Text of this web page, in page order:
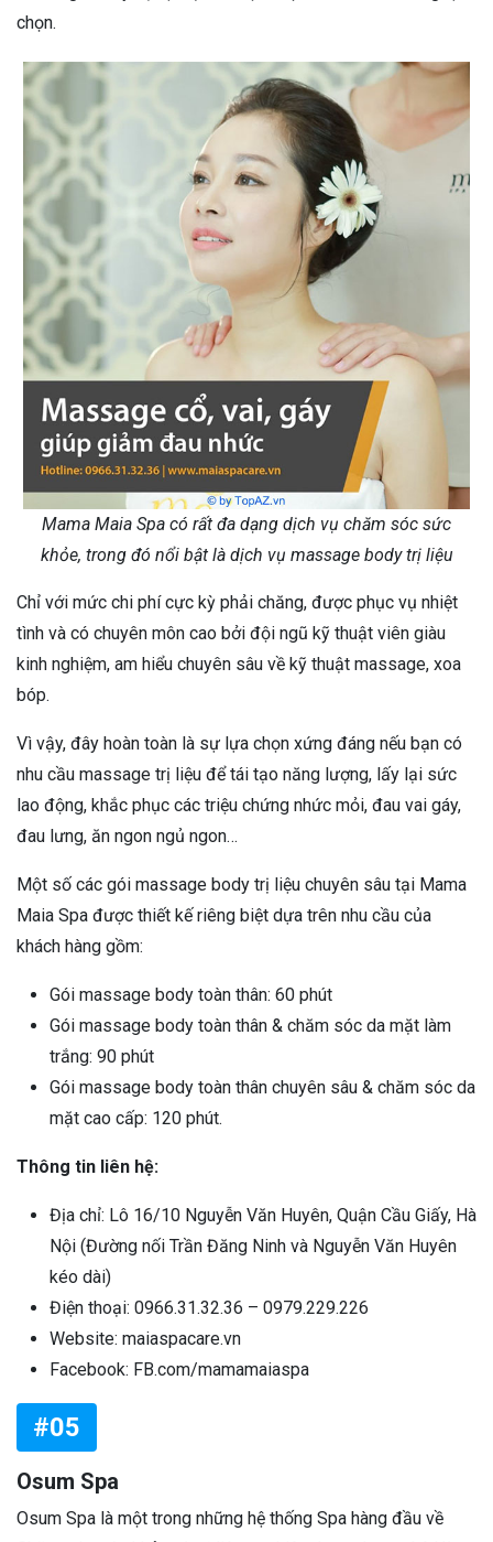
chọn.
Mama Maia Spa có rất đa dạng dịch vụ chăm sóc sức
khỏe, trong đó nổi bật là dịch vụ massage body trị liệu
Chỉ với mức chi phí cực kỳ phải chăng, được phục vụ nhiệt
tình và có chuyên môn cao bởi đội ngũ kỹ thuật viên giàu
kinh nghiệm, am hiểu chuyên sâu về kỹ thuật massage, xoa
bóp.
Vì vậy, đây hoàn toàn là sự lựa chọn xứng đáng nếu bạn có
nhu cầu massage trị liệu để tái tạo năng lượng, lấy lại sức
lao động, khắc phục các triệu chứng nhức mỏi, đau vai gáy,
đau lưng, ăn ngon ngủ ngon…
Một số các gói massage body trị liệu chuyên sâu tại Mama
Maia Spa được thiết kế riêng biệt dựa trên nhu cầu của
khách hàng gồm:
Gói massage body toàn thân: 60 phút
Gói massage body toàn thân & chăm sóc da mặt làm
trắng: 90 phút
Gói massage body toàn thân chuyên sâu & chăm sóc da
mặt cao cấp: 120 phút.
Thông tin liên hệ:
Địa chỉ: Lô 16/10 Nguyễn Văn Huyên, Quận Cầu Giấy, Hà
Nội (Đường nối Trần Đăng Ninh và Nguyễn Văn Huyên
kéo dài)
Điện thoại: 0966.31.32.36 – 0979.229.226
Website: maiaspacare.vn
Facebook: FB.com/mamamaiaspa
#05
Osum Spa
Osum Spa là một trong những hệ thống Spa hàng đầu về